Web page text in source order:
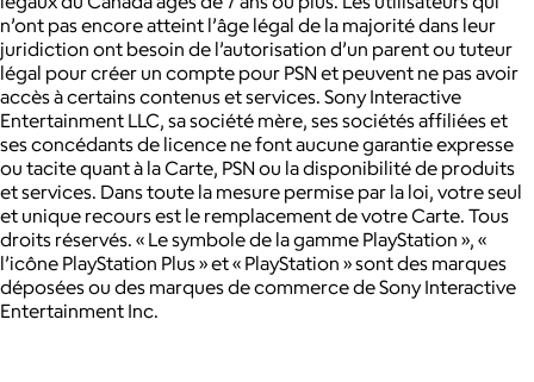
n’ont pas encore atteint l’âge légal de la majorité dans leur
juridiction ont besoin de l’autorisation d’un parent ou tuteur
légal pour créer un compte pour PSN et peuvent ne pas avoir
accès à certains contenus et services. Sony Interactive
Entertainment LLC, sa société mère, ses sociétés affiliées et
ses concédants de licence ne font aucune garantie expresse
ou tacite quant à la Carte, PSN ou la disponibilité de produits
et services. Dans toute la mesure permise par la loi, votre seul
et unique recours est le remplacement de votre Carte. Tous
droits réservés. « Le symbole de la gamme PlayStation », «
l’icône PlayStation Plus » et « PlayStation » sont des marques
déposées ou des marques de commerce de Sony Interactive
Entertainment Inc.